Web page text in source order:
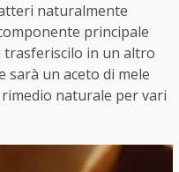
naturalmente
principale
trasferiscilo in un altro
un aceto di mele
naturale per vari